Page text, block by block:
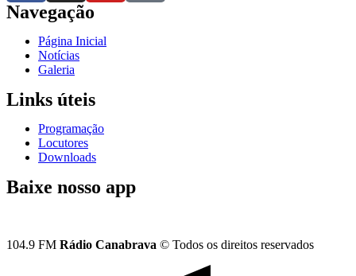
Navegação
Página Inicial
Notícias
Galeria
Links úteis
Programação
Locutores
Downloads
Baixe nosso app
104.9 FM Rádio Canabrava © Todos os direitos reservados